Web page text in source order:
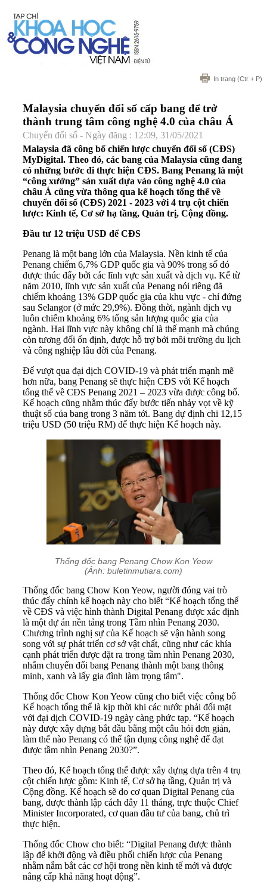
In trang (Ctr + P)
Malaysia chuyển đổi số cấp bang để trở
thành trung tâm công nghệ 4.0 của châu Á
Chuyển đổi số - Ngày đăng : 12:09, 31/05/2021
Malaysia đã công bố chiến lược chuyển đổi số (CĐS)
MyDigital. Theo đó, các bang của Malaysia cũng đang
có những bước đi thực hiện CĐS. Bang Penang là một
“công xưởng” sản xuất dựa vào công nghệ 4.0 của
châu Á cũng vừa thông qua kế hoạch tổng thể về
chuyển đổi số (CĐS) 2021 - 2023 với 4 trụ cột chiến
lược: Kinh tế, Cơ sở hạ tầng, Quản trị, Cộng đồng.
Đầu tư 12 triệu USD để CĐS
Penang là một bang lớn của Malaysia. Nền kinh tế của
Penang chiếm 6,7% GDP quốc gia và 90% trong số đó
được thúc đẩy bởi các lĩnh vực sản xuất và dịch vụ. Kể từ
năm 2010, lĩnh vực sản xuất của Penang nói riêng đã
chiếm khoảng 13% GDP quốc gia của khu vực - chỉ đứng
sau Selangor (ở mức 29,9%). Đồng thời, ngành dịch vụ
luôn chiếm khoảng 6% tổng sản lượng quốc gia của
ngành. Hai lĩnh vực này không chỉ là thế mạnh mà chúng
còn tương đối ổn định, được hỗ trợ bởi môi trường du lịch
và công nghiệp lâu đời của Penang.
Để vượt qua đại dịch COVID-19 và phát triển mạnh mẽ
hơn nữa, bang Penang sẽ thực hiện CĐS với Kế hoạch
tổng thể về CĐS Penang 2021 – 2023 vừa được công bố.
Kế hoạch cũng nhằm thúc đẩy bước tiến nhảy vọt về kỹ
thuật số của bang trong 3 năm tới. Bang dự định chi 12,15
triệu USD (50 triệu RM) để thực hiện Kế hoạch này.
Thống đốc bang Penang Chow Kon Yeow
(Ảnh: buletinmutiara.com)
Thống đốc bang Chow Kon Yeow, người đóng vai trò
thúc đẩy chính kế hoạch này cho biết “Kế hoạch tổng thể
về CĐS và việc hình thành Digital Penang được xác định
là một dự án nền tảng trong Tầm nhìn Penang 2030.
Chương trình nghị sự của Kế hoạch sẽ vận hành song
song với sự phát triển cơ sở vật chất, cũng như các khía
cạnh phát triển được đặt ra trong tầm nhìn Penang 2030,
nhằm chuyển đổi bang Penang thành một bang thông
minh, xanh và lấy gia đình làm trọng tâm".
Thống đốc Chow Kon Yeow cũng cho biết việc công bố
Kế hoạch tổng thể là kịp thời khi các nước phải đối mặt
với đại dịch COVID-19 ngày càng phức tạp. “Kế hoạch
này được xây dựng bắt đầu bằng một câu hỏi đơn giản,
làm thế nào Penang có thể tận dụng công nghệ để đạt
được tầm nhìn Penang 2030?”.
Theo đó, Kế hoạch tổng thể được xây dựng dựa trên 4 trụ
cột chiến lược gồm: Kinh tế, Cơ sở hạ tầng, Quản trị và
Cộng đồng. Kế hoạch sẽ do cơ quan Digital Penang của
bang, được thành lập cách đây 11 tháng, trực thuộc Chief
Minister Incorporated, cơ quan đầu tư của bang, chủ trì
thực hiện.
Thống đốc Chow cho biết: “Digital Penang được thành
lập để khởi động và điều phối chiến lược của Penang
nhằm nắm bắt các cơ hội trong nền kinh tế mới và được
nâng cấp khả năng hoạt động”.